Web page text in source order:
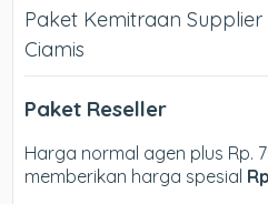
Paket Kemitraan Supplier
Ciamis
Paket Reseller
Harga normal agen plus Rp.
memberikan harga spesial